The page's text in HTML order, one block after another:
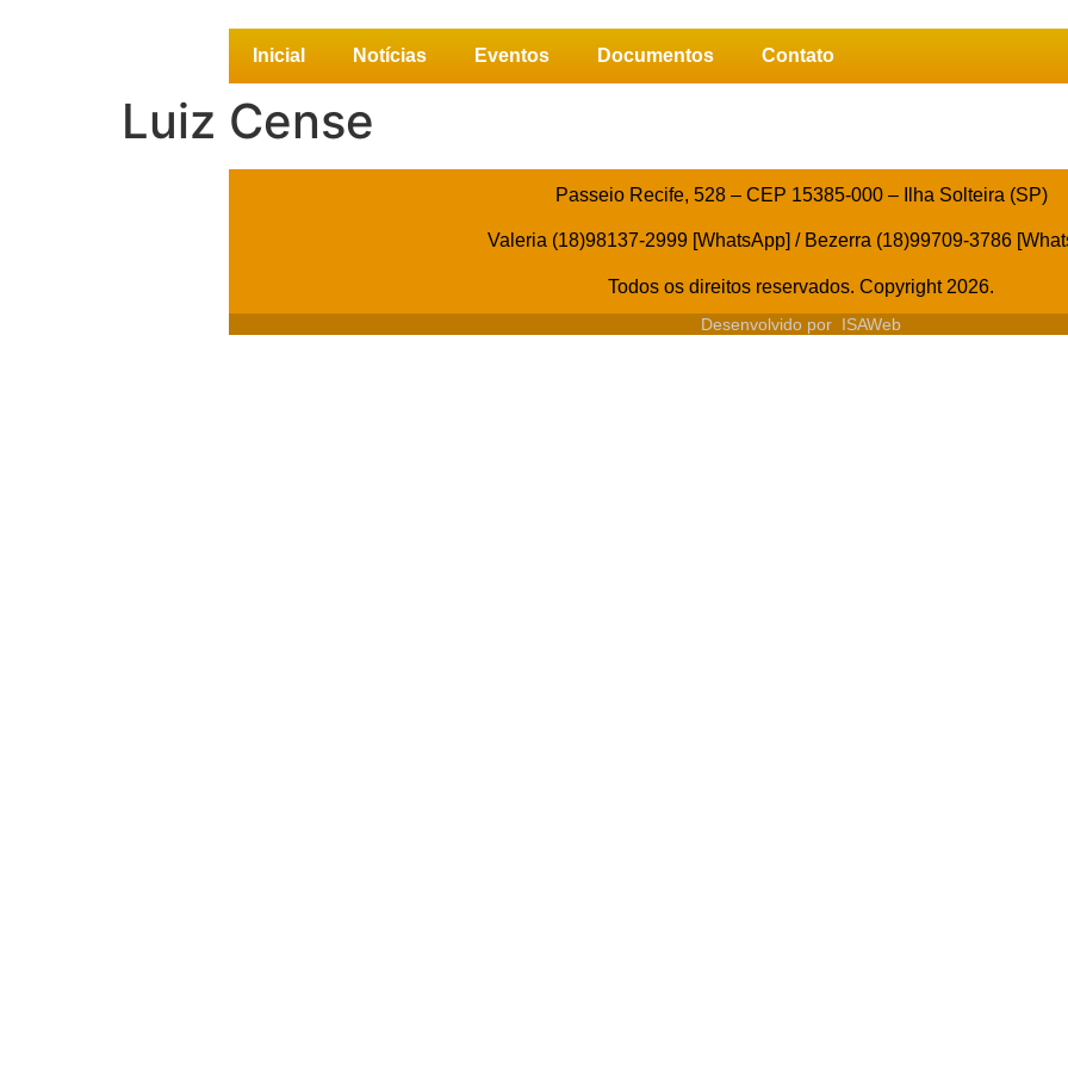
Inicial Notícias Eventos Documentos Contato
Luiz Cense
Passeio Recife, 528 – CEP 15385-000 – Ilha Solteira (SP)
Valeria (18)98137-2999 [WhatsApp] / Bezerra (18)99709-3786
Todos os direitos reservados. Copyright 2026.
Desenvolvido por ISAWeb